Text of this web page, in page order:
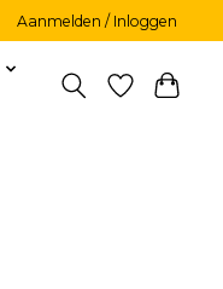
Aanmelden / Inloggen